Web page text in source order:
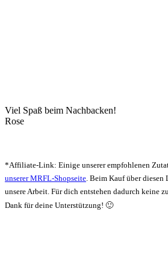
Viel Spaß beim Nachbacken!
Rose
*Affiliate-Link: Einige unserer empfohlenen
unserer MRFL-Shopseite. Beim Kauf über
unsere Arbeit. Für dich entstehen dadurch keine
Dank für deine Unterstützung! 🙂